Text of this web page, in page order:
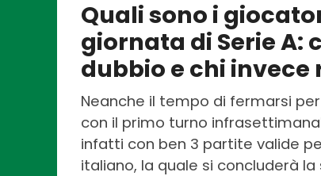
Quali sono i
giornata di Serie A:
dubbio e chi
Neanche il tempo di fermarsi
con il primo turno
infatti con ben 3 partite valide
italiano, la quale si concluderà